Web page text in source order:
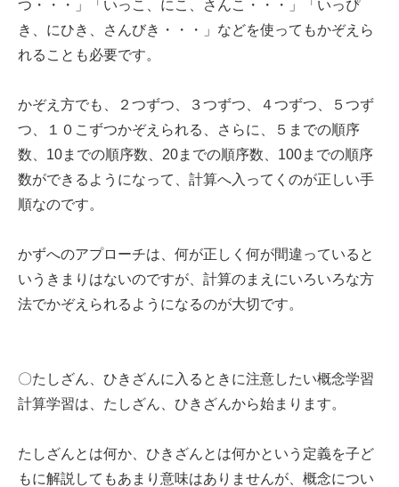
つ・・・」「いっこ、にこ、さんこ・・・」「いっぴ
き、にひき、さんびき・・・」などを使ってもかぞえら
れることも必要です。
かぞえ方でも、２つずつ、３つずつ、４つずつ、５つず
つ、１０こずつかぞえられる、さらに、５までの順序
数、10までの順序数、20までの順序数、100までの順序
数ができるようになって、計算へ入ってくのが正しい手
順なのです。
かずへのアプローチは、何が正しく何が間違っていると
いうきまりはないのですが、計算のまえにいろいろな方
法でかぞえられるようになるのが大切です。
〇たしざん、ひきざんに入るときに注意したい概念学習
計算学習は、たしざん、ひきざんから始まります。
たしざんとは何か、ひきざんとは何かという定義を子ど
もに解説してもあまり意味はありませんが、概念につい